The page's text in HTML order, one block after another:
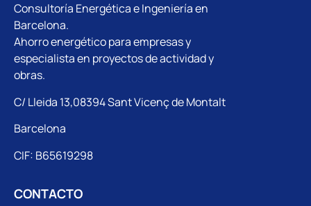
Consultoría Energética e Ingeniería en
Barcelona.
Ahorro energético para empresas y
especialista en proyectos de actividad y
obras.
C/ Lleida 13,08394 Sant Vicenç de Montalt
Barcelona
CIF: B65619298
CONTACTO